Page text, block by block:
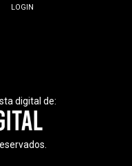
LOGIN
digital de: